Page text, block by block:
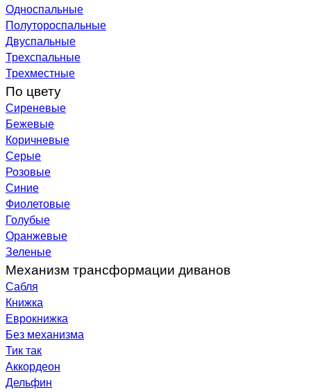
Односпальные
Полутороспальные
Двуспальные
Трехспальные
Трехместные
По цвету
Сиреневые
Бежевые
Коричневые
Серые
Розовые
Синие
Фиолетовые
Голубые
Оранжевые
Зеленые
Механизм трансформации диванов
Сабля
Книжка
Еврокнижка
Без механизма
Тик так
Аккордеон
Дельфин